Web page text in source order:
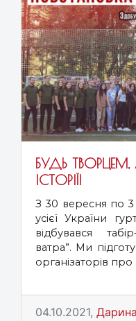
БУДЬ
ІСТОРІЇ!
З 30 вересня по
усієї України
відбувався
ватра”. Ми
організаторів про
04.10.2021,